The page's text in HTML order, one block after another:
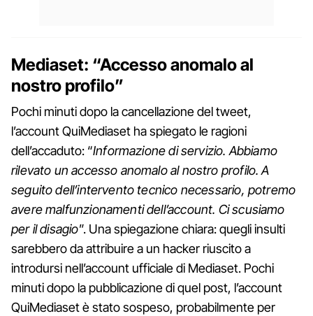
Mediaset: “Accesso anomalo al
nostro profilo”
Pochi minuti dopo la cancellazione del tweet,
l’account QuiMediaset ha spiegato le ragioni
dell’accaduto: “Informazione di servizio. Abbiamo
rilevato un accesso anomalo al nostro profilo. A
seguito dell’intervento tecnico necessario, potremo
avere malfunzionamenti dell’account. Ci scusiamo
per il disagio”. Una spiegazione chiara: quegli insulti
sarebbero da attribuire a un hacker riuscito a
introdursi nell’account ufficiale di Mediaset. Pochi
minuti dopo la pubblicazione di quel post, l’account
QuiMediaset è stato sospeso, probabilmente per